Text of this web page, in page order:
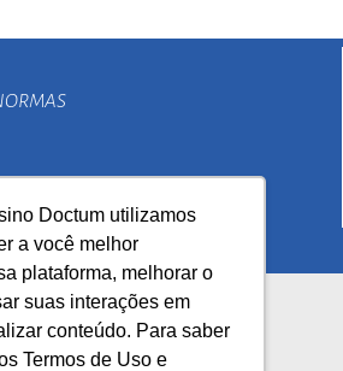
Doctum utilizamos
a você melhor
plataforma, melhorar o
suas interações em
conteúdo. Para saber
Termos de Uso e